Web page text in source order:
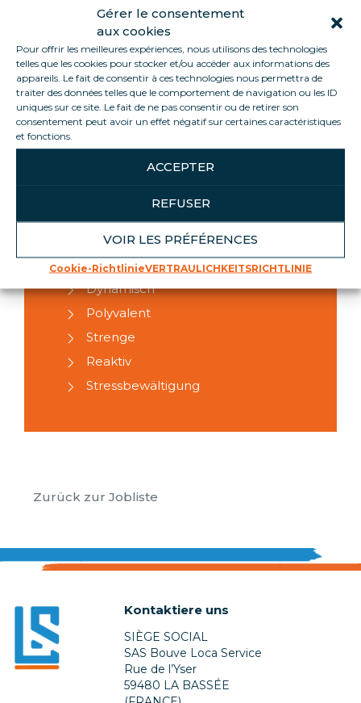
Gérer le consentement
aux cookies
Pour offrir les meilleures expériences, nous utilisons des technologies
telles que les cookies pour stocker et/ou accéder aux informations des
appareils. Le fait de consentir à ces technologies nous permettra de
traiter des données telles que le comportement de navigation ou les ID
uniques sur ce site. Le fait de ne pas consentir ou de retirer son
consentement peut avoir un effet négatif sur certaines caractéristiques
et fonctions.
ACCEPTER
REFUSER
VOIR LES PRÉFÉRENCES
Cookie-RichtlinieVERTRAULICHKEITSRICHTLINIE
HARD SKILLS
Kenntnisse über
Reinigungsverfahren
Beachten Sie die Hygiene- und
Sicherheitsregeln
Lagerbereich für Möbel
Dynamisch
Polyvalent
Strenge
Reaktiv
Stressbewältigung
Zurück zur Jobliste
Kontaktiere uns
SIÈGE SOCIAL
SAS Bouve Loca Service
Rue de l’Yser
59480 LA BASSÉE